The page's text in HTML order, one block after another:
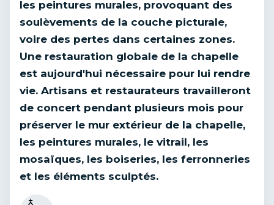
les peintures murales, provoquant des
soulèvements de la couche picturale,
voire des pertes dans certaines zones.
Une restauration globale de la chapelle
est aujourd'hui nécessaire pour lui rendre
vie. Artisans et restaurateurs travailleront
de concert pendant plusieurs mois pour
préserver le mur extérieur de la chapelle,
les peintures murales, le vitrail, les
mosaïques, les boiseries, les ferronneries
et les éléments sculptés.